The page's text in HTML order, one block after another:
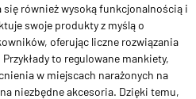
się również wysoką funkcjonalnością i
swoje produkty z myślą o
oferując liczne rozwiązania
to regulowane mankiety,
w miejscach narażonych na
niezbędne akcesoria. Dzięki temu,